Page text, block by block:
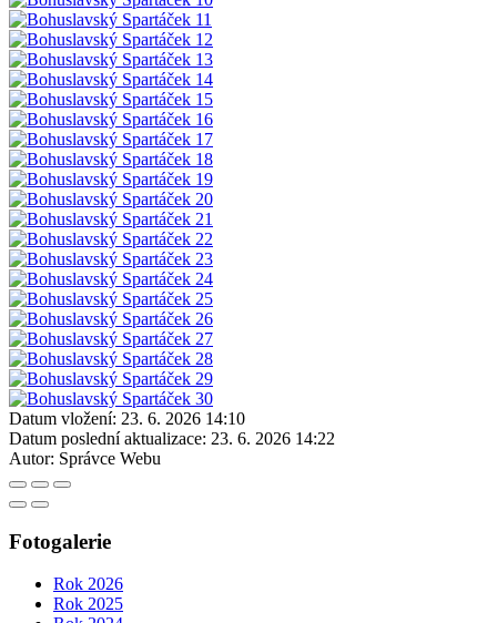
Datum vložení: 23. 6. 2026 14:10
Datum poslední aktualizace: 23. 6. 2026 14:22
Autor: Správce Webu
Fotogalerie
Rok 2026
Rok 2025